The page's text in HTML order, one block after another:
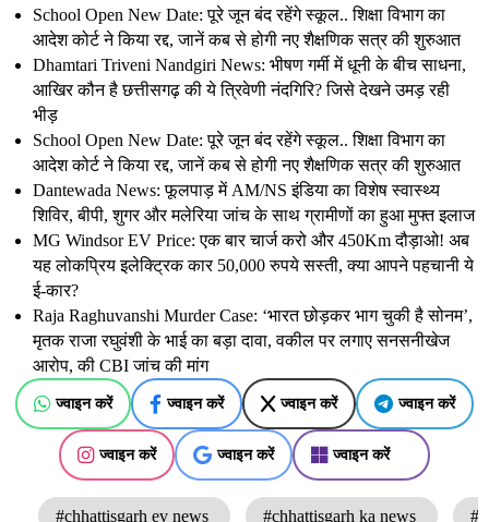
School Open New Date: पूरे जून बंद रहेंगे स्कूल.. शिक्षा विभाग का
आदेश कोर्ट ने किया रद्द, जानें कब से होगी नए शैक्षणिक सत्र की शुरुआत
Dhamtari Triveni Nandgiri News: भीषण गर्मी में धूनी के बीच साधना,
आखिर कौन है छत्तीसगढ़ की ये त्रिवेणी नंदगिरि? जिसे देखने उमड़ रही
भीड़
School Open New Date: पूरे जून बंद रहेंगे स्कूल.. शिक्षा विभाग का
आदेश कोर्ट ने किया रद्द, जानें कब से होगी नए शैक्षणिक सत्र की शुरुआत
Dantewada News: फूलपाड़ में AM/NS इंडिया का विशेष स्वास्थ्य
शिविर, बीपी, शुगर और मलेरिया जांच के साथ ग्रामीणों का हुआ मुफ्त इलाज
MG Windsor EV Price: एक बार चार्ज करो और 450Km दौड़ाओ! अब
यह लोकप्रिय इलेक्ट्रिक कार 50,000 रुपये सस्ती, क्या आपने पहचानी ये
ई-कार?
Raja Raghuvanshi Murder Case: ‘भारत छोड़कर भाग चुकी है सोनम’,
मृतक राजा रघुवंशी के भाई का बड़ा दावा, वकील पर लगाए सनसनीखेज
आरोप, की CBI जांच की मांग
ज्वाइन करें ज्वाइन करें ज्वाइन करें ज्वाइन करें
ज्वाइन करें ज्वाइन करें ज्वाइन करें
#chhattisgarh ev news #chhattisgarh ka news